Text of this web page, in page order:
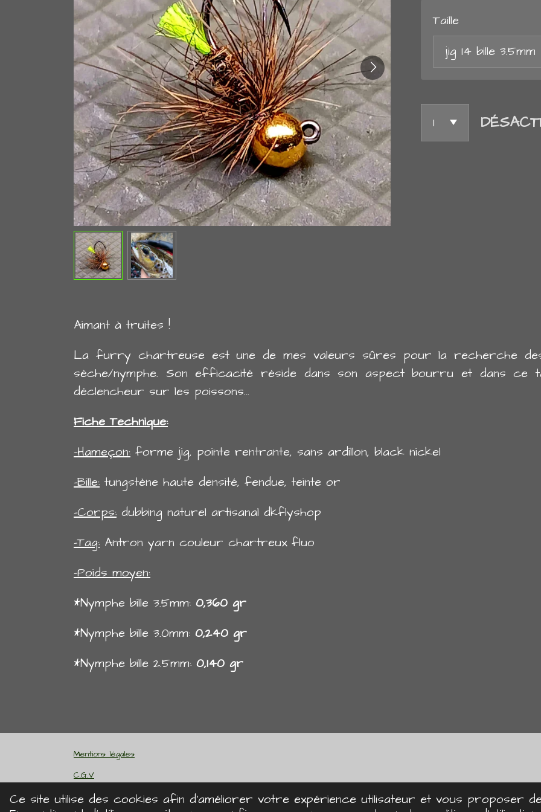
Ce site utilise des cookies afin d’améliorer votre expérience utilisateur et vous proposer
Taille
Aimant à truites !
La furry chartreuse est une de mes valeurs sûres pour la recherche
sèche/nymphe. Son efficacité réside dans son aspect bourru et dans ce
déclencheur sur les poissons...
Fiche Technique:
-Hameçon: forme jig, pointe rentrante, sans ardillon, black nickel
-Bille: tungstène haute densité, fendue, teinte or
-Corps: dubbing naturel artisanal dkflyshop
-Tag: Antron yarn couleur chartreux fluo
-Poids moyen:
*Nymphe bille 3.5mm: 0,360 gr
*Nymphe bille 3.0mm: 0,240 gr
*Nymphe bille 2.5mm: 0,140 gr
Mentions légales
C.G.V
Politique de confidentialité
© 2024 DK Flyshop